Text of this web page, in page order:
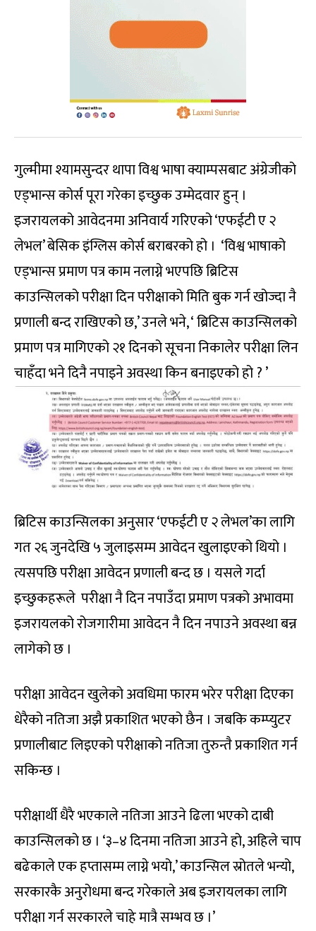
गुल्मीमा श्यामसुन्दर थापा विश्व भाषा क्याम्पसबाट अंग्रेजीको
एड्भान्स कोर्स पूरा गरेका इच्छुक उम्मेदवार हुन् ।
इजरायलको आवेदनमा अनिवार्य गरिएको ‘एफईटी ए २
लेभल’ बेसिक इंग्लिस कोर्स बराबरको हो । ‘विश्व भाषाको
एड्भान्स प्रमाण पत्र काम नलाग्ने भएपछि ब्रिटिस
काउन्सिलको परीक्षा दिन परीक्षाको मिति बुक गर्न खोज्दा नै
प्रणाली बन्द राखिएको छ,’ उनले भने, ‘ ब्रिटिस काउन्सिलको
प्रमाण पत्र मागिएको २१ दिनको सूचना निकालेर परीक्षा लिन
चाहँदा भने दिनै नपाइने अवस्था किन बनाइएको हो ? ’
ब्रिटिस काउन्सिलका अनुसार ‘एफईटी ए २ लेभल’का लागि
गत २६ जुनदेखि ५ जुलाइसम्म आवेदन खुलाइएको थियो ।
त्यसपछि परीक्षा आवेदन प्रणाली बन्द छ । यसले गर्दा
इच्छुकहरूले परीक्षा नै दिन नपाउँदा प्रमाण पत्रको अभावमा
इजरायलको रोजगारीमा आवेदन नै दिन नपाउने अवस्था बन्न
लागेको छ ।
परीक्षा आवेदन खुलेको अवधिमा फारम भरेर परीक्षा दिएका
धेरैको नतिजा अझै प्रकाशित भएको छैन । जबकि कम्प्युटर
प्रणालीबाट लिइएको परीक्षाको नतिजा तुरुन्तै प्रकाशित गर्न
सकिन्छ ।
परीक्षार्थी धैरै भएकाले नतिजा आउने ढिला भएको दाबी
काउन्सिलको छ । ‘३–४ दिनमा नतिजा आउने हो, अहिले चाप
बढेकाले एक हप्तासम्म लाग्ने भयो,’ काउन्सिल स्रोतले भन्यो,
सरकारकै अनुरोधमा बन्द गरेकाले अब इजरायलका लागि
परीक्षा गर्न सरकारले चाहे मात्रै सम्भव छ ।’